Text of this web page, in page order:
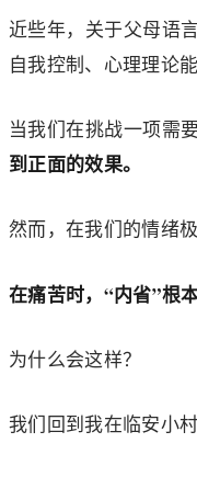
近些年，关于父母语
自我控制、心理理论
当我们在挑战一项需
到正面的效果。
然而，在我们的情绪
在痛苦时，“内省”根
为什么会这样？
我们回到我在临安小